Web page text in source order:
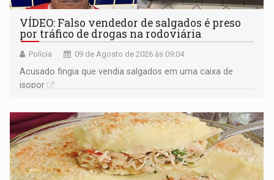
VÍDEO: Falso vendedor de salgados é preso
por tráfico de drogas na rodoviária
Polícia 09 de Agosto de 2026 às 09:04
Acusado fingia que vendia salgados em uma caixa de
isopor